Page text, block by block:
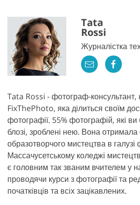
Tata
Rossi
Журналістка
Tata Rossi - фотограф-
FixThePhoto, яка ділиться своїм
фотографії. 55% фотографій, які
блозі, зроблені нею. Вона отримала
образотворчого мистецтва в галузі
Массачусетському коледжі
є головним так званим вчителем у
проводячи курси з фотографії та
початківців та всіх зацікавлених.